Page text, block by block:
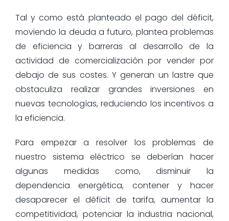
Tal y como está planteado el pago del déficit,
moviendo la deuda a futuro, plantea problemas
de eficiencia y barreras al desarrollo de la
actividad de comercialización por vender por
debajo de sus costes. Y generan un lastre que
obstaculiza realizar grandes inversiones en
nuevas tecnologías, reduciendo los incentivos a
la eficiencia.
Para empezar a resolver los problemas de
nuestro sistema eléctrico se deberían hacer
algunas medidas como, disminuir la
dependencia energética, contener y hacer
desaparecer el déficit de tarifa, aumentar la
competitividad, potenciar la industria nacional,